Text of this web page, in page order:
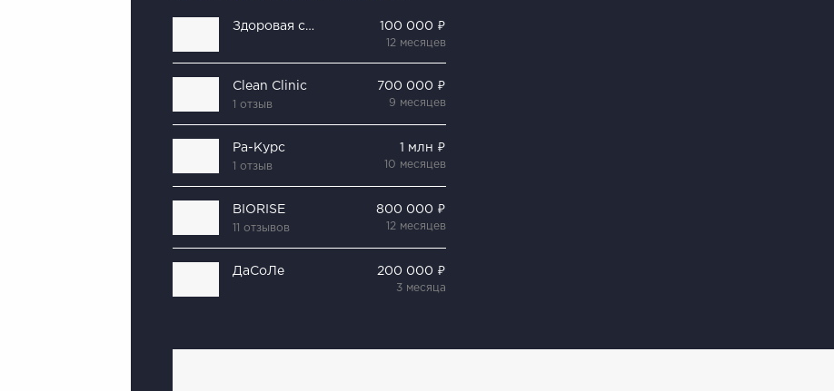
Здоровая семья 100 000 ₽
12 месяцев
Clean Clinic
1 отзыв
700 000 ₽
9 месяцев
Ра-Курс
1 отзыв
1 млн ₽
10 месяцев
BIORISE
11 отзывов
800 000 ₽
12 месяцев
ДаСоЛе 200 000 ₽
3 месяца